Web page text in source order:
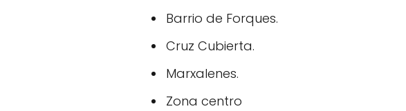
Barrio de Forques.
Cruz Cubierta.
Marxalenes.
Zona centro